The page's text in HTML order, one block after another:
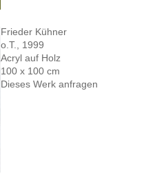
Frieder Kühner
o.T., 1999
Acryl auf Holz
100 x 100 cm
Dieses Werk anfragen